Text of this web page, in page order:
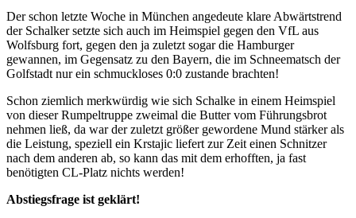
Der schon letzte Woche in München angedeute klare Abwärtstrend
der Schalker setzte sich auch im Heimspiel gegen den VfL aus
Wolfsburg fort, gegen den ja zuletzt sogar die Hamburger
gewannen, im Gegensatz zu den Bayern, die im Schneematsch der
Golfstadt nur ein schmuckloses 0:0 zustande brachten!
Schon ziemlich merkwürdig wie sich Schalke in einem Heimspiel
von dieser Rumpeltruppe zweimal die Butter vom Führungsbrot
nehmen ließ, da war der zuletzt größer gewordene Mund stärker als
die Leistung, speziell ein Krstajic liefert zur Zeit einen Schnitzer
nach dem anderen ab, so kann das mit dem erhofften, ja fast
benötigten CL-Platz nichts werden!
Abstiegsfrage ist geklärt!